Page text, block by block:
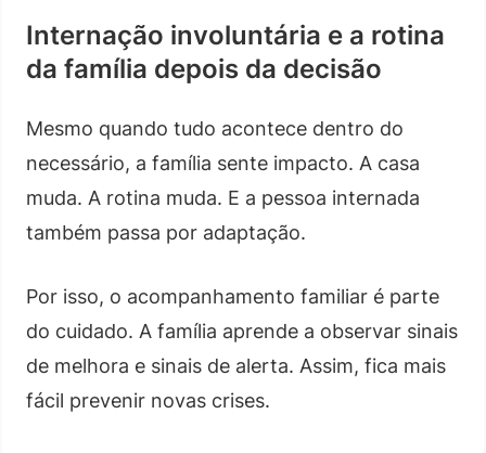
Internação involuntária e a rotina
da família depois da decisão
Mesmo quando tudo acontece dentro do
necessário, a família sente impacto. A casa
muda. A rotina muda. E a pessoa internada
também passa por adaptação.
Por isso, o acompanhamento familiar é parte
do cuidado. A família aprende a observar sinais
de melhora e sinais de alerta. Assim, fica mais
fácil prevenir novas crises.